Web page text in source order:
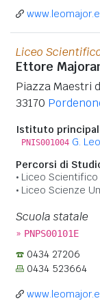
Liceo
Ettore
Piazza Maestri
33170
Istituto
PNIS001004 G.
Percorsi di
Liceo Scientifico
Liceo Scienze
Scuola statale
» PNPS00101E
0434 27206
0434 523664